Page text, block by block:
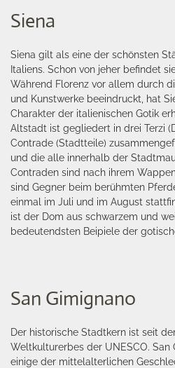
Siena
Siena gilt als eine der schönsten
Italiens. Schon von jeher befindet
Während Florenz vor allem durch
und Kunstwerke beeindruckt, hat
Charakter der italienischen Gotik
Altstadt ist gegliedert in drei Terzi
Contrade (Stadtteile)
und die alle innerhalb der
Contraden sind nach ihrem
sind Gegner beim berühmten
einmal im Juli und im August
ist der Dom aus schwarzem und
bedeutendsten Beipiele der
San Gimignano
Der historische Stadtkern ist seit
Weltkulturerbes der UNESCO. San
einige der mittelalterlichen